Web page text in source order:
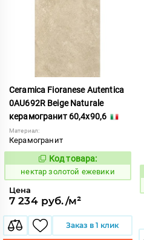
Ceramica Fioranese Autentica
0AU692R Beige Naturale
керамогранит 60,4x90,6
Материал:
Керамогранит
1129149
Код товара:
нектар золотой ежевики
Цена
7 234 руб./м²
Заказ в 1 клик